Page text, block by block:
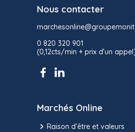
Nous contacter
0 820 320 901
(0,12cts/min + prix d’un
Marchés Online
Raison d’être et valeurs